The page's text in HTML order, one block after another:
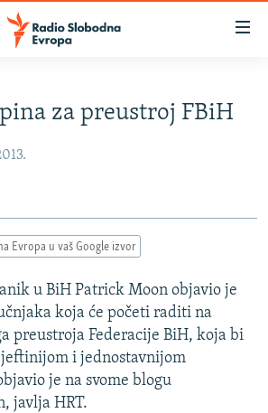
za preustroj FBiH
Evropa u vaš Google izvor
u BiH Patrick Moon objavio je
koja će početi raditi na
preustroja Federacije BiH, koja bi
i jednostavnijom
je na svome blogu
javlja HRT.